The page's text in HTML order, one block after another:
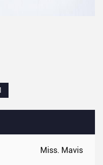
Miss. Mavis